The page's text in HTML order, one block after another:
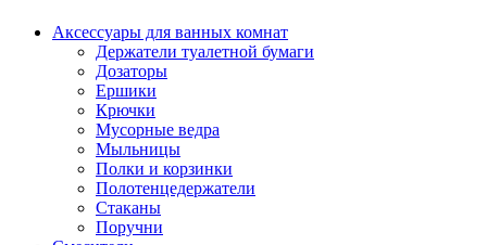
Аксессуары для ванных комнат
Держатели туалетной бумаги
Дозаторы
Ершики
Крючки
Мусорные ведра
Мыльницы
Полки и корзинки
Полотенцедержатели
Стаканы
Поручни